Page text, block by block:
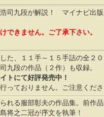
司九段が解説！ マイナビ出版
できません。ご了承下さい。
た、１１手～１５手詰の全２
九段の作品（２作）も収録。
トにて好評発売中！
っておりません。ご注意くださ
れる服部彰夫の作品集。前作
将之二冠が序文を執筆！